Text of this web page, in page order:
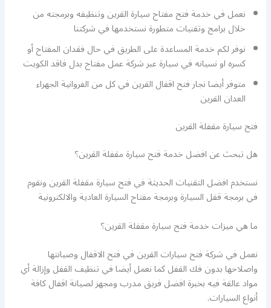
نعمل في خدمة فتح مفتاح سيارة القرين وتنظيفه وبرمجته من
خلال برامج وتقنيات متطورة نستخدمها في شركتنا
نوفر لكم خدمة المساعدة على الطريق في حال فقدان المفتاح أو
كسره او نسيانه في سيارة عبر شركة عمل مفتاح بدل فاقد الكويت
متوفر أيضا نجار فتح اقفال القرين في كل من الفروانية الجهراء
العدان القرين
فتح سيارة مقفلة القرين
هل تبحث عن افضل خدمة فتح سيارة مقفلة القرين؟
نستخدم افضل التقنيات الحديثة في فتح سيارة مقفلة القرين ونقوم
في برمجة قفل السيارة وبرمجة مفتاح السيارة العادية والالكترونية
ما هي ميزات خدمة فتح سيارة مقفلة القرين؟
نعمل في شركة فتح سيارات القرين في فتح الاقفال وصيانتها
واصلاحها بدون فك القفل كما نعمل أيضا في تنظيف القفل وإزالة أي
مواد عالقة فيه بخبرة افضل فريق مدرب ومجهز لصيانة اقفال كافة
أنواع السيارات.